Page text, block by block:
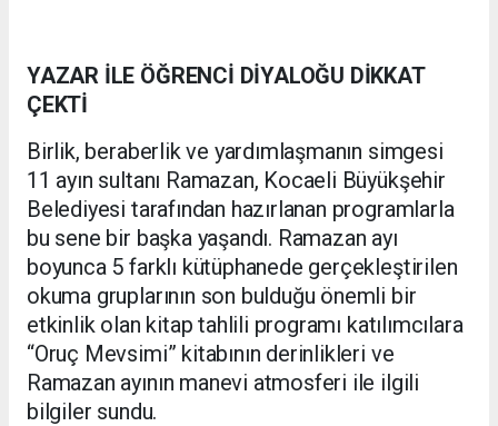
YAZAR İLE ÖĞRENCİ DİYALOĞU DİKKAT
ÇEKTİ
Birlik, beraberlik ve yardımlaşmanın simgesi
11 ayın sultanı Ramazan, Kocaeli Büyükşehir
Belediyesi tarafından hazırlanan programlarla
bu sene bir başka yaşandı. Ramazan ayı
boyunca 5 farklı kütüphanede gerçekleştirilen
okuma gruplarının son bulduğu önemli bir
etkinlik olan kitap tahlili programı katılımcılara
“Oruç Mevsimi” kitabının derinlikleri ve
Ramazan ayının manevi atmosferi ile ilgili
bilgiler sundu.